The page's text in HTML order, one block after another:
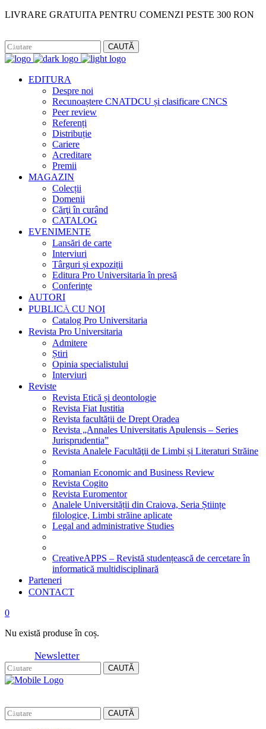
LIVRARE GRATUITA PENTRU COMENZI PESTE 300 RON
CAUTĂ
EDITURA
Despre noi
Recunoaștere CNATDCU și clasificare CNCS
Peer review
Referenți
Distribuție
Cariere
Acreditare
Premii
MAGAZIN
Colecții
Domenii
Cărţi în curând
CATALOG
EVENIMENTE
Lansări de carte
Interviuri
Târguri și expoziții
Editura Pro Universitaria în presă
Conferințe
AUTORI
PUBLICĂ CU NOI
Catalog Pro Universitaria
Revista Pro Universitaria
Admitere
Știri
Opinia specialistului
Interviuri
Reviste
Revista Etică și deontologie
Revista Fiat Iustitia
Revista facultății de Drept Oradea
Revista „Annales Universitatis Apulensis – Series
Jurisprudentia”
Revista Analele Facultăţii de Limbi și Literaturi Străine
Romanian Economic and Business Review
Revista Cogito
Revista Euromentor
Analele Universității din Craiova, Seria Științe
filologice, Limbi străine aplicate
Legal and administrative Studies
CreativeAPPS – Revistă studențească de cercetare în
informatică multidisciplinară
Parteneri
CONTACT
0
Nu există produse în coș.
Newsletter
CAUTĂ
CAUTĂ